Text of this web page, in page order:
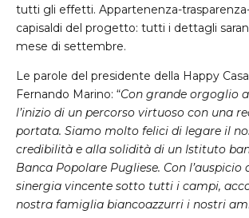
tutti gli effetti. Appartenenza-
capisaldi del progetto: tutti i dettagli
mese di settembre.
Le parole del presidente della Happy
Fernando Marino: “Con grande orgoglio
l’inizio di un percorso virtuoso con una
portata. Siamo molto felici di legare il
credibilità e alla solidità di un Istituto
Banca Popolare Pugliese. Con l’auspicio
sinergia vincente sotto tutti i campi,
nostra famiglia biancoazzurri i nostri